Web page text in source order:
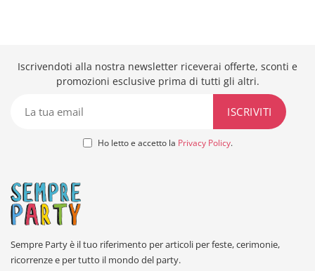
Iscrivendoti alla nostra newsletter riceverai offerte, sconti e
promozioni esclusive prima di tutti gli altri.
Ho letto e accetto la Privacy Policy.
Sempre Party è il tuo riferimento per articoli per feste, cerimonie,
ricorrenze e per tutto il mondo del party.